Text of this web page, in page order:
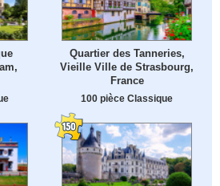
Quartier des Tanneries,
Vieille Ville de Strasbourg,
France
100 pièce Classique